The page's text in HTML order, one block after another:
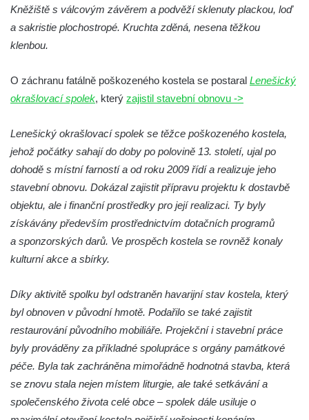
Kaple mezi Dolním Třebonínem a Horním
Třebonínem
Kaple u kostela svatého Jiljí v Lužci nad
Vltavou
Kaple Božího těla na hřbitově v Hostíně u
Vojkovic
Kostel Nanebevzetí Panny Marie v Hostíně
u Vojkovic
Kaple svatého Bartoloměje v Bukolu
Hřbitovní kaple na hřbitově v Lužci nad
Vltavou
Márnice na hřbitově v Hrobčicích
Kostel svatého Havla na hřbitově v
Hrobčicích
Kaple svatého Vavřince v Mirošovicích
Márnice na hřbitově v Račicích
Kněžiště s válcovým závěrem a podvěží sklenuty plackou, loď
a sakristie plochostropé. Kruchta zděná, nesena těžkou
klenbou.
O záchranu fatálně poškozeného kostela se postaral Lenešický
okrašlovací spolek, který zajistil stavební obnovu ->
Lenešický okrašlovací spolek se těžce poškozeného kostela,
jehož počátky sahají do doby po polovině 13. století, ujal po
dohodě s místní farností a od roku 2009 řídí a realizuje jeho
stavební obnovu. Dokázal zajistit přípravu projektu k dostavbě
objektu, ale i finanční prostředky pro její realizaci. Ty byly
získávány především prostřednictvím dotačních programů
a sponzorských darů. Ve prospěch kostela se rovněž konaly
kulturní akce a sbírky.
Díky aktivitě spolku byl odstraněn havarijní stav kostela, který
byl obnoven v původní hmotě. Podařilo se také zajistit
restaurování původního mobiliáře. Projekční i stavební práce
byly prováděny za příkladné spolupráce s orgány památkové
péče. Byla tak zachráněna mimořádně hodnotná stavba, která
se znovu stala nejen místem liturgie, ale také setkávání a
společenského života celé obce – spolek dále usiluje o